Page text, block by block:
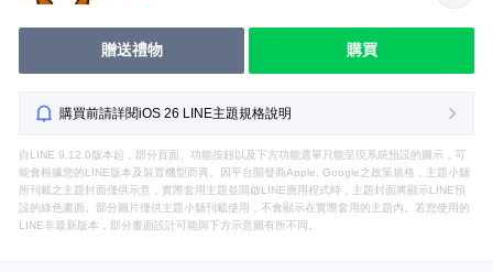
贈送禮物 購買
購買前請詳閱iOS 26 LINE主題規格說明
自LINE 9.12.0版本起，部分頁面、功能按鈕以及下方功能選單只能呈現系統預設的圖示，可
能會根據您的LINE版本及裝置機型而異。因平台開發商Apple, Google之政策規格，主題小舖
所刊載之主題封面僅供示意，實際套用主題並開啟LINE應用程式時，主題封面將顯示LINE預
設的綠色畫面。部分圖片僅供主題小舖刊載使用，不會顯示在實際套用的主題內。若您使用的
LINE非最新版本，部分畫面設計可能與下方示意圖有所不同。